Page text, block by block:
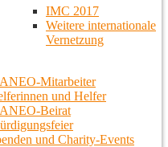
IMC 2017
Weitere internationale
Vernetzung
Mitarbeiter
und Helfer
Beirat
und Charity-Events